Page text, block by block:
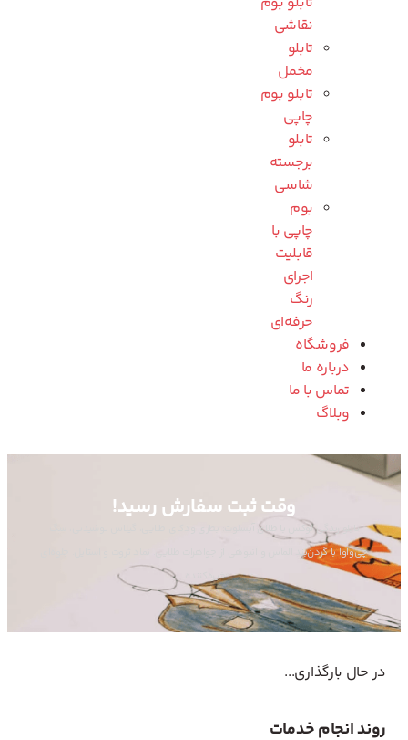
نقاشی
تابلو
مخمل
تابلو بوم
چاپی
تابلو
برجسته
شاسی
بوم
چاپی با
قابلیت
اجرای
رنگ
حرفه‌ای
فروشگاه
درباره ما
تماس با ما
وبلاگ
وقت ثبت سفارش رسید!
تابلو زندگی لوکس با طلای آبسلوت: بطری ودکای طلایی، گیلاس نوشیدنی، سگ
چی‌واوا با گردن‌بند الماس و انبوهی از جواهرات طلایی. نماد ثروت و استایل. جلوه‌ای
خیره‌کننده.
در حال بارگذاری...
روند انجام خدمات